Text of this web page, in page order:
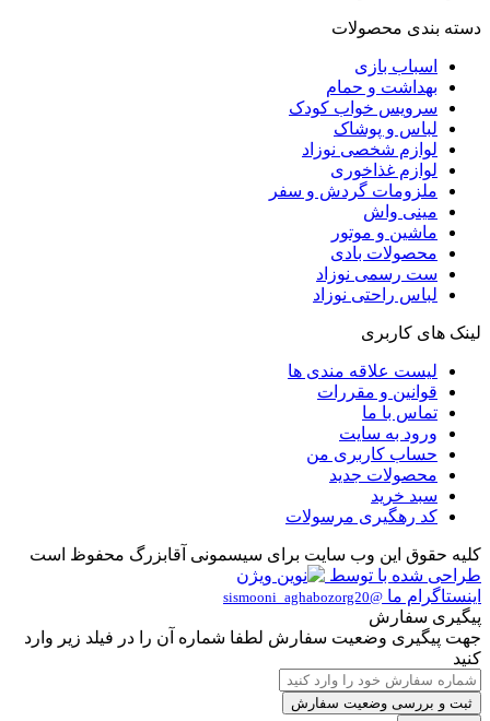
دسته بندی محصولات
اسباب بازی
بهداشت و حمام
سرویس خواب کودک
لباس و پوشاک
لوازم شخصی نوزاد
لوازم غذاخوری
ملزومات گردش و سفر
مینی واش
ماشین و موتور
محصولات بادی
ست رسمی نوزاد
لباس راحتی نوزاد
لینک های کاربری
لیست علاقه مندی ها
قوانین و مقررات
تماس با ما
ورود به سایت
حساب کاربری من
محصولات جدید
سبد خرید
کد رهگیری مرسولات
کلیه حقوق این وب سایت برای سیسمونی آقابزرگ محفوظ است
طراحی شده با توسط
اینستاگرام ما @sismooni_aghabozorg20
پیگیری سفارش
جهت پیگیری وضعیت سفارش لطفا شماره آن را در فیلد زیر وارد
کنید
ثبت و بررسی وضعیت سفارش